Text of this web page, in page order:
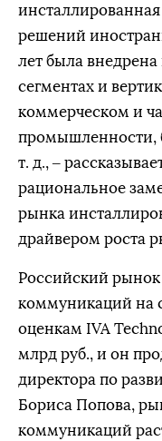
решений
лет была
сегментах и
коммерческом и
промышленности,
т. д., –
рациональное
рынка
драйвером роста
Российский
коммуникаций на
оценкам IVA
млрд руб., и он
директора по
Бориса Попова,
коммуникаций